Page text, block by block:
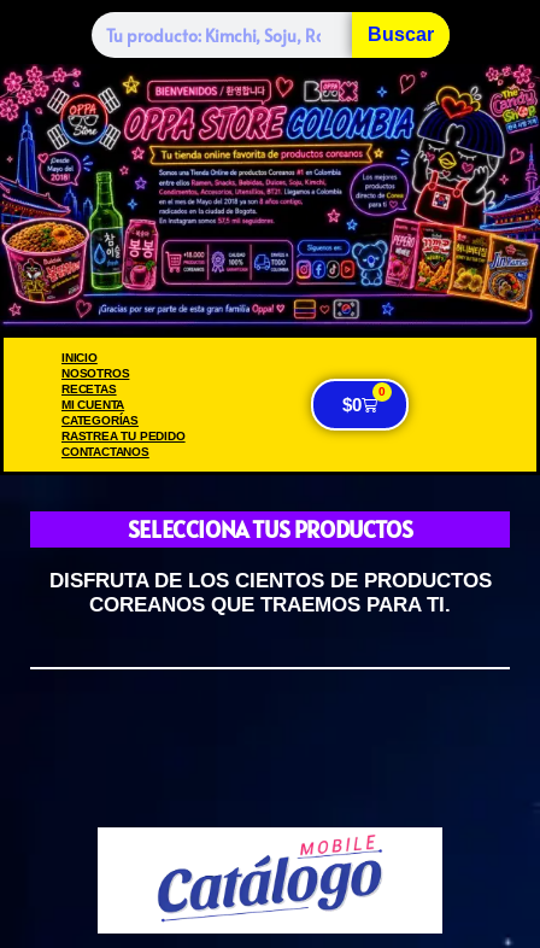
Buscar
INICIO
NOSOTROS
RECETAS
MI CUENTA
CATEGORÍAS
RASTREA TU PEDIDO
CONTACTANOS
$0
0
SELECCIONA TUS PRODUCTOS
DISFRUTA DE LOS CIENTOS DE PRODUCTOS
COREANOS QUE TRAEMOS PARA TI.